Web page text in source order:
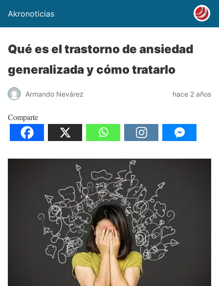
Akronoticias
Qué es el trastorno de ansiedad
generalizada y cómo tratarlo
Armando Nevárez hace 2 años
Comparte